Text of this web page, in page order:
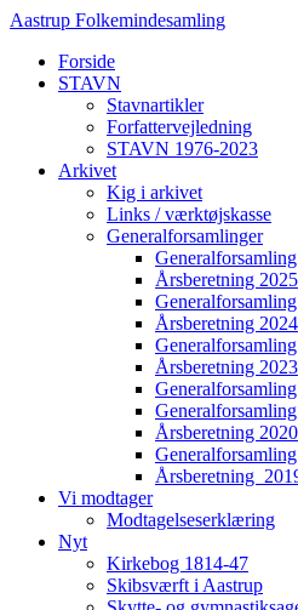
Videre
indhold
Aastrup Folkemindesamling
Forside
STAVN
Stavnartikler
Forfattervejledning
STAVN 1976-2023
Arkivet
Kig i arkivet
Links / værktøjskasse
Generalforsamlinger
Årsberetning 2025
Årsberetning 2024
Årsberetning 2023
Årsberetning
Årsberetning
Vi modtager
Modtagelseserklæring
Nyt
Kirkebog 1814-47
Skibsværft i Aastrup